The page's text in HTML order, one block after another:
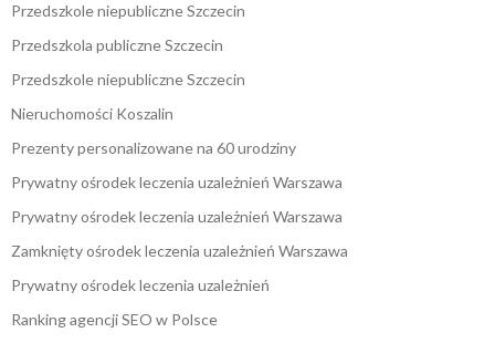
Przedszkole niepubliczne Szczecin
Przedszkola publiczne Szczecin
Przedszkole niepubliczne Szczecin
Nieruchomości Koszalin
Prezenty personalizowane na 60 urodziny
Prywatny ośrodek leczenia uzależnień Warszawa
Prywatny ośrodek leczenia uzależnień Warszawa
Zamknięty ośrodek leczenia uzależnień Warszawa
Prywatny ośrodek leczenia uzależnień
Ranking agencji SEO w Polsce